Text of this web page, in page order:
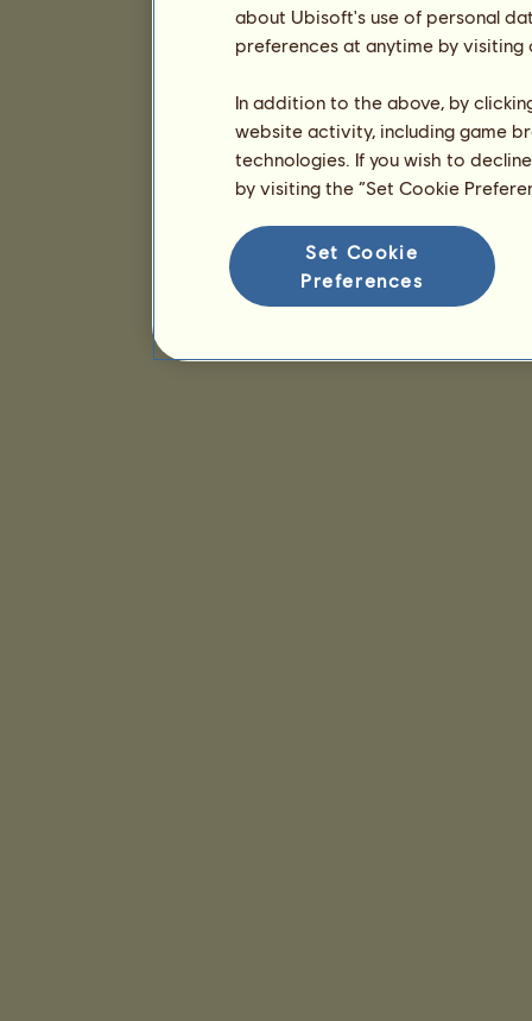
about Ubisoft's use of personal
preferences at anytime by
In addition to the above, by
website activity, including game
technologies. If you wish to
by visiting the “Set Cookie
Set Cookie
Preferences